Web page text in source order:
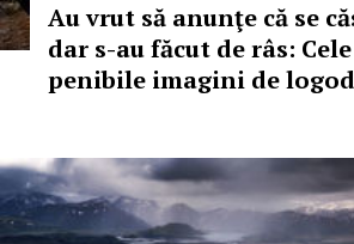
Au vrut să anunţe că se
dar s-au făcut de râs:
penibile imagini de